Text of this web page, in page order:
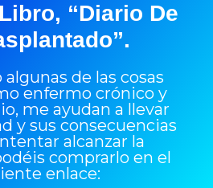
“Diario De
de las cosas
enfermo crónico y
me ayudan a llevar
y sus consecuencias
alcanzar la
comprarlo en el
enlace: